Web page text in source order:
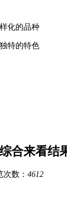
化的品种
特的特色
合来看结
次数： 4612